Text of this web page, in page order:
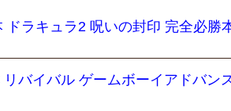
ラキュラ2 呪いの封印 完全必勝
バイバル ゲームボーイアドバン